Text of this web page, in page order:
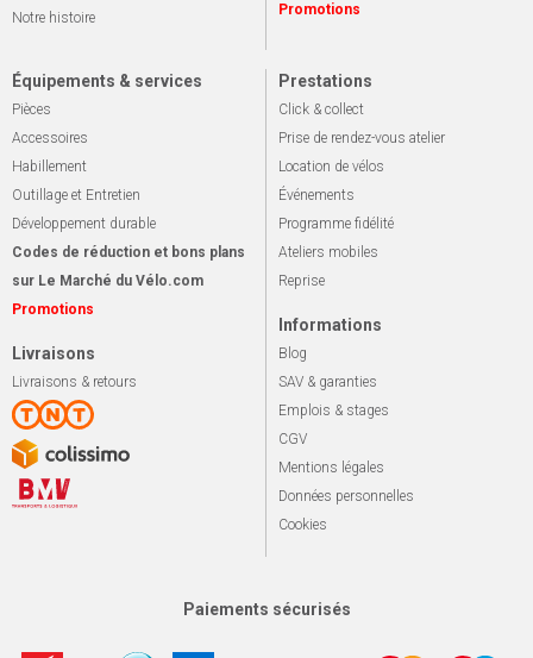
Notre histoire
Promotions
Équipements & services
Pièces
Accessoires
Habillement
Outillage et Entretien
Développement durable
Codes de réduction et bons plans
sur Le Marché du Vélo.com
Promotions
Livraisons
Livraisons & retours
Prestations
Click & collect
Prise de rendez-vous atelier
Location de vélos
Événements
Programme fidélité
Ateliers mobiles
Reprise
Informations
Blog
SAV & garanties
Emplois & stages
CGV
Mentions légales
Données personnelles
Cookies
Paiements sécurisés